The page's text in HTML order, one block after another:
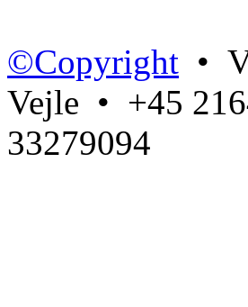
©Copyright •
Vejle • +45
33279094